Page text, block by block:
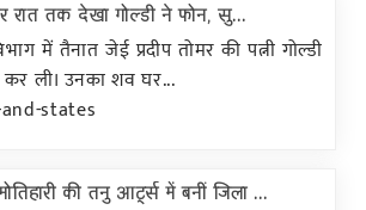
रात तक देखा गोल्डी ने फोन, सु...
में तैनात जेई प्रदीप तोमर की पत्नी गोल्डी
ली। उनका शव घर...
states
की तनु आर्ट्स में बनीं जिला ...